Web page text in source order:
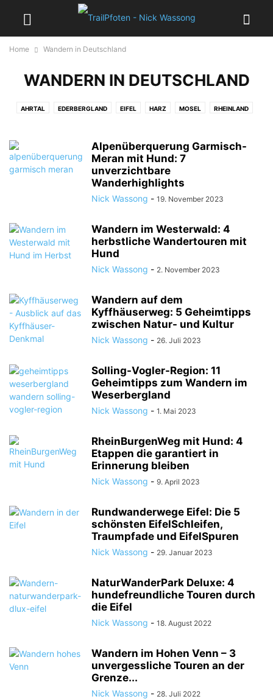
Home Wandern in Deutschland
WANDERN IN DEUTSCHLAND
AHRTAL EDERBERGLAND EIFEL HARZ MOSEL RHEINLAND
Alpenüberquerung Garmisch-
Meran mit Hund: 7
unverzichtbare
Wanderhighlights
Nick Wassong - 19. November 2023
Wandern im Westerwald: 4
herbstliche Wandertouren mit
Hund
Nick Wassong - 2. November 2023
Wandern auf dem
Kyffhäuserweg: 5 Geheimtipps
zwischen Natur- und Kultur
Nick Wassong - 26. Juli 2023
Solling-Vogler-Region: 11
Geheimtipps zum Wandern im
Weserbergland
Nick Wassong - 1. Mai 2023
RheinBurgenWeg mit Hund: 4
Etappen die garantiert in
Erinnerung bleiben
Nick Wassong - 9. April 2023
Rundwanderwege Eifel: Die 5
schönsten EifelSchleifen,
Traumpfade und EifelSpuren
Nick Wassong - 29. Januar 2023
NaturWanderPark Deluxe: 4
hundefreundliche Touren durch
die Eifel
Nick Wassong - 18. August 2022
Wandern im Hohen Venn – 3
unvergessliche Touren an der
Grenze...
Nick Wassong - 28. Juli 2022